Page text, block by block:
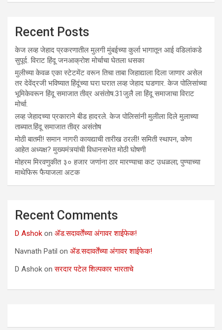
Recent Posts
केज लव्ह जेहाद प्रकरणातील मुलगी मुंबईच्या कुर्ला भागातून आई वडिलांकडे
सुपूर्द. विराट हिंदू जनआक्रोश मोर्चाचा घेतला धसका
मुलीच्या केवळ एका स्टेटमेंट वरून तिचा ताबा जिहाद्याला दिला जाणार असेल
तर देवेंद्रजी भविष्यात हिंदूंच्या घरा घरात लव्ह जेहाद घडणार. केज पोलिसांच्या
भूमिकेवरून हिंदू समाजात तीव्र असंतोष.31जुलै ला हिंदू समाजाचा विराट
मोर्चा.
लव्ह जेहादच्या प्रकाराने बीड हादरले. केज पोलिसांनी मुलीला दिले मुलाच्या
ताब्यात.हिंदू समाजात तीव्र असंतोष
मोठी बातमी! समान नागरी कायद्याची तारीख ठरली! समिती स्थापन, कोण
आहेत अध्यक्ष? मुख्यमंत्र्यांची विधानसभेत मोठी घोषणी
मोहरम मिरवणुकीत ३० हजार जणांना ठार मारण्‍याचा कट उधळला; पुण्‍याच्‍या
माथेफिरू फैयाजला अटक
Recent Comments
D Ashok on ॲड.सदावर्तेंच्या अंगावर शाईफेक!
Navnath Patil on ॲड.सदावर्तेंच्या अंगावर शाईफेक!
D Ashok onसरदार पटेल शिल्पकार भारताचे